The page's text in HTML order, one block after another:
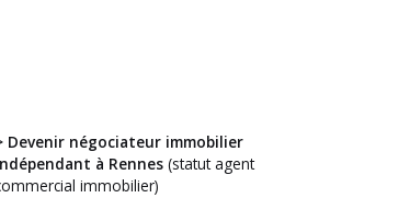
Devenir négociateur immobilier
à Rennes (statut agent
immobilier)